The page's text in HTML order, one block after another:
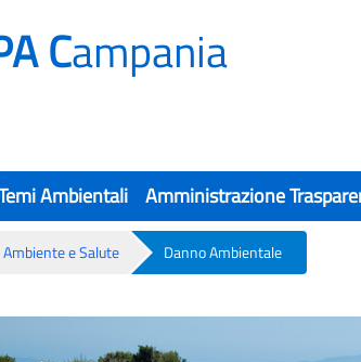
Campania
Ambientali Amministrazione
Ambiente e Salute Danno Ambientale